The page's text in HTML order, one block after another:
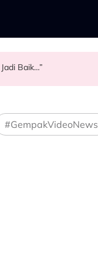
Baik…”
#GempakVideoNews